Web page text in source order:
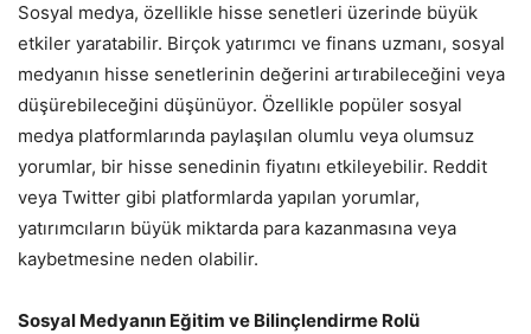
Sosyal medya, özellikle hisse senetleri üzerinde büyük
etkiler yaratabilir. Birçok yatırımcı ve finans uzmanı, sosyal
medyanın hisse senetlerinin değerini artırabileceğini veya
düşürebileceğini düşünüyor. Özellikle popüler sosyal
medya platformlarında paylaşılan olumlu veya olumsuz
yorumlar, bir hisse senedinin fiyatını etkileyebilir. Reddit
veya Twitter gibi platformlarda yapılan yorumlar,
yatırımcıların büyük miktarda para kazanmasına veya
kaybetmesine neden olabilir.
Sosyal Medyanın Eğitim ve Bilinçlendirme Rolü